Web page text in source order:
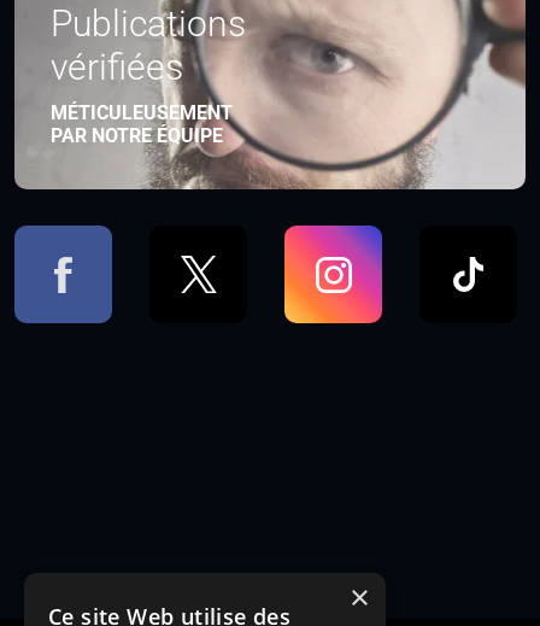
Publications
vérifiées
MÉTICULEUSEMENT
PAR NOTRE ÉQUIPE
×
Ce site Web utilise des